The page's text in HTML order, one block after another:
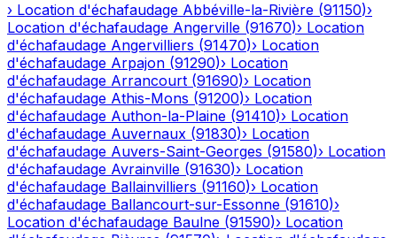
› Location d'échafaudage Abbéville-la-Rivière (91150)›
Location d'échafaudage Angerville (91670)› Location
d'échafaudage Angervilliers (91470)› Location
d'échafaudage Arpajon (91290)› Location
d'échafaudage Arrancourt (91690)› Location
d'échafaudage Athis-Mons (91200)› Location
d'échafaudage Authon-la-Plaine (91410)› Location
d'échafaudage Auvernaux (91830)› Location
d'échafaudage Auvers-Saint-Georges (91580)› Location
d'échafaudage Avrainville (91630)› Location
d'échafaudage Ballainvilliers (91160)› Location
d'échafaudage Ballancourt-sur-Essonne (91610)›
Location d'échafaudage Baulne (91590)› Location